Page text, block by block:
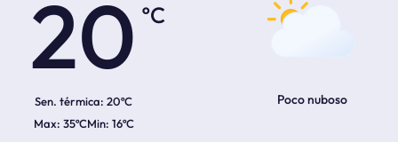
20
Sen. térmica: 20ºC
35ºC 16ºC
Poco nuboso